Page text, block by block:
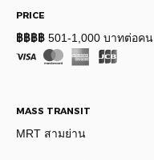
PRICE
฿฿฿฿ 501-1,000 บาทต่อคน
MASS TRANSIT
MRT สามย่าน